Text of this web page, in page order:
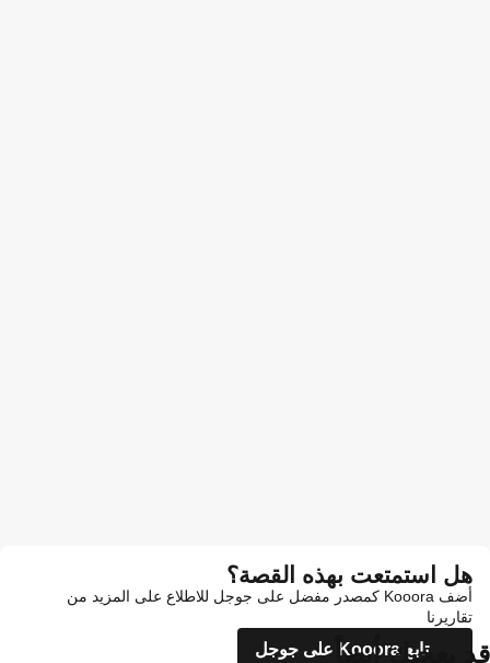
هل استمتعت بهذه القصة؟
أضف Kooora كمصدر مفضل على جوجل للاطلاع على المزيد من
تقاريرنا
تابع Kooora على جوجل
قد يعجبك أيضاً